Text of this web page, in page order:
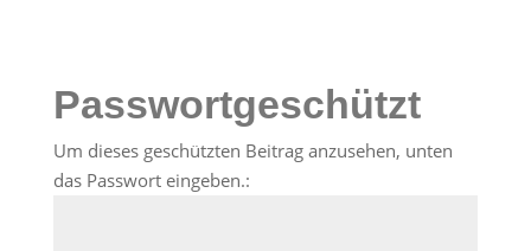
Passwortgeschützt
Um dieses geschützten Beitrag anzusehen, unten
das Passwort eingeben.: